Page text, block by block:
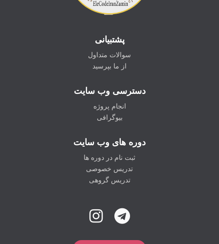
پشتبیانی
سوالات متداول
از ما بپرسید
دسترسی وب سایت
انجام پروژه
بیوگرافی
دوره های وب سایت
ثبت نام در دوره ها
تدریس خصوصی
تدریس گروهی